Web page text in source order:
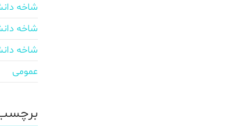
شاخه
شاخه
شاخه
عمومی